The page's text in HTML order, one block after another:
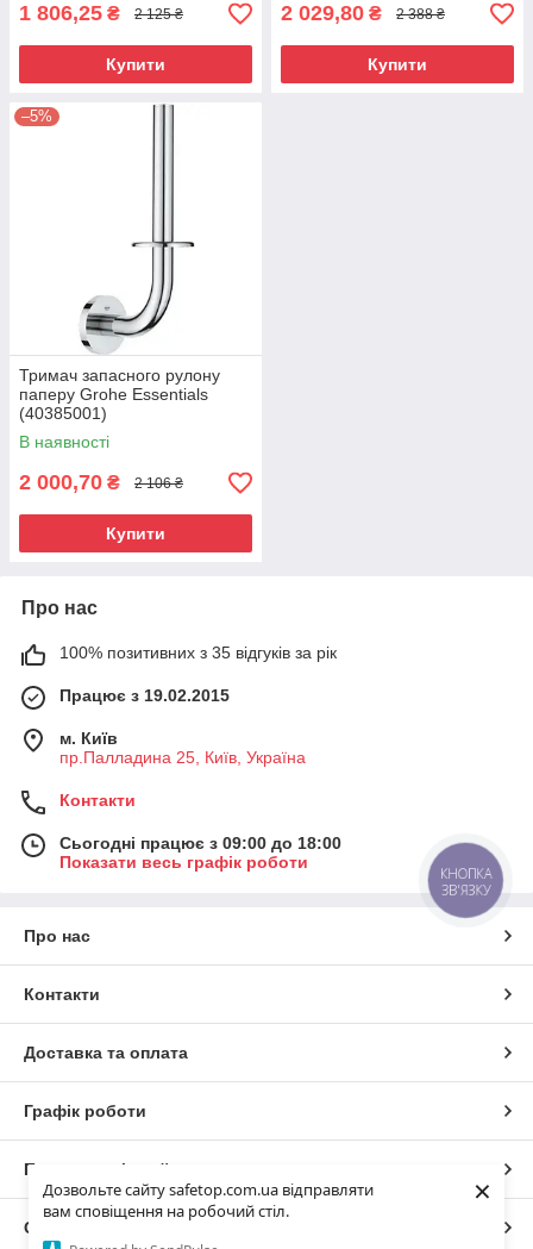
Дозвольте сайту safetop.com.ua відправляти
вам сповіщення на робочий стіл.
×
1 806,25 ₴ 2 125 ₴
Купити
2 029,80 ₴ 2 388 ₴
Купити
–5%
Тримач запасного рулону
паперу Grohe Essentials
(40385001)
В наявності
2 000,70 ₴ 2 106 ₴
Купити
Про нас
100% позитивних з 35 відгуків за рік
Працює з 19.02.2015
м. Київ
пр.Палладина 25, Київ, Україна
Контакти
Сьогодні працює з 09:00 до 18:00
Показати весь графік роботи
Про нас
Контакти
Доставка та оплата
Графік роботи
Повна версія сайту
Сайт створено на маркетплейсі
КНОПКА
ЗВ'ЯЗКУ